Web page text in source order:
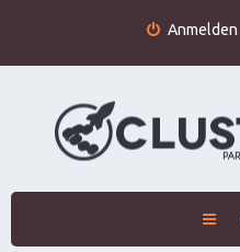
Anmelden